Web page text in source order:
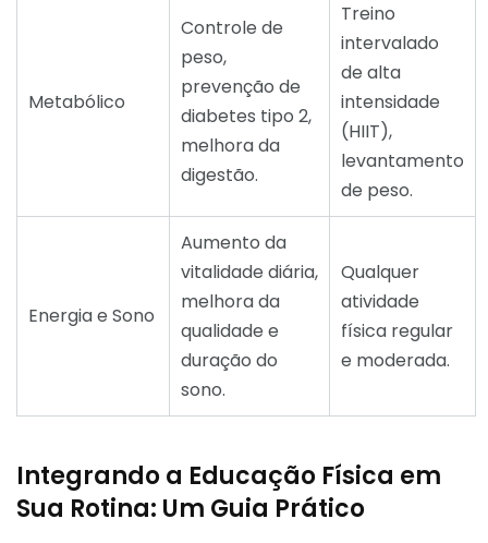
Metabólico
Controle de
peso,
prevenção de
diabetes tipo 2,
melhora da
digestão.
Treino
intervalado
de alta
intensidade
(HIIT),
levantamento
de peso.
Energia e Sono
Aumento da
vitalidade diária,
melhora da
qualidade e
duração do
sono.
Qualquer
atividade
física regular
e moderada.
Integrando a Educação Física em
Sua Rotina: Um Guia Prático